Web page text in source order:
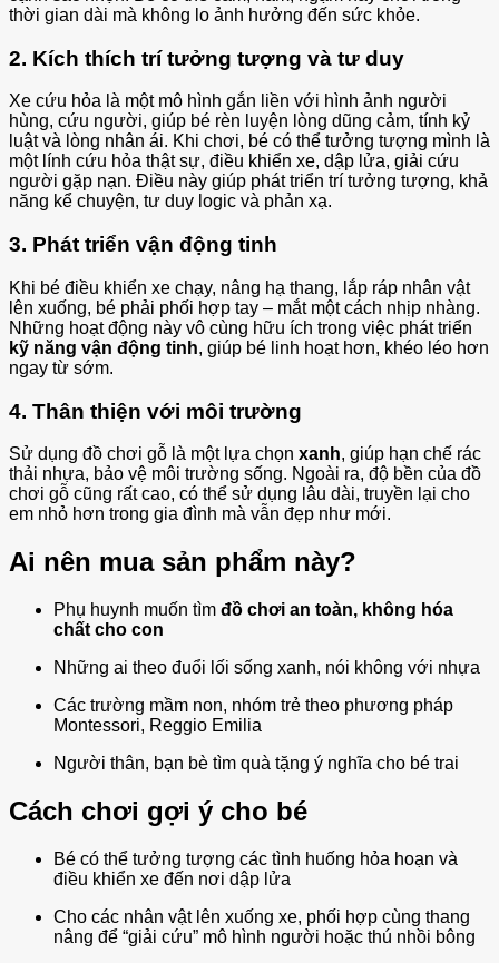
thời gian dài mà không lo ảnh hưởng đến sức khỏe.
2. Kích thích trí tưởng tượng và tư duy
Xe cứu hỏa là một mô hình gắn liền với hình ảnh người
hùng, cứu người, giúp bé rèn luyện lòng dũng cảm, tính kỷ
luật và lòng nhân ái. Khi chơi, bé có thể tưởng tượng mình là
một lính cứu hỏa thật sự, điều khiển xe, dập lửa, giải cứu
người gặp nạn. Điều này giúp phát triển trí tưởng tượng, khả
năng kể chuyện, tư duy logic và phản xạ.
3. Phát triển vận động tinh
Khi bé điều khiển xe chạy, nâng hạ thang, lắp ráp nhân vật
lên xuống, bé phải phối hợp tay – mắt một cách nhịp nhàng.
Những hoạt động này vô cùng hữu ích trong việc phát triển
kỹ năng vận động tinh, giúp bé linh hoạt hơn, khéo léo hơn
ngay từ sớm.
4. Thân thiện với môi trường
Sử dụng đồ chơi gỗ là một lựa chọn xanh, giúp hạn chế rác
thải nhựa, bảo vệ môi trường sống. Ngoài ra, độ bền của đồ
chơi gỗ cũng rất cao, có thể sử dụng lâu dài, truyền lại cho
em nhỏ hơn trong gia đình mà vẫn đẹp như mới.
Ai nên mua sản phẩm này?
Phụ huynh muốn tìm đồ chơi an toàn, không hóa
chất cho con
Những ai theo đuổi lối sống xanh, nói không với nhựa
Các trường mầm non, nhóm trẻ theo phương pháp
Montessori, Reggio Emilia
Người thân, bạn bè tìm quà tặng ý nghĩa cho bé trai
Cách chơi gợi ý cho bé
Bé có thể tưởng tượng các tình huống hỏa hoạn và
điều khiển xe đến nơi dập lửa
Cho các nhân vật lên xuống xe, phối hợp cùng thang
nâng để “giải cứu” mô hình người hoặc thú nhồi bông